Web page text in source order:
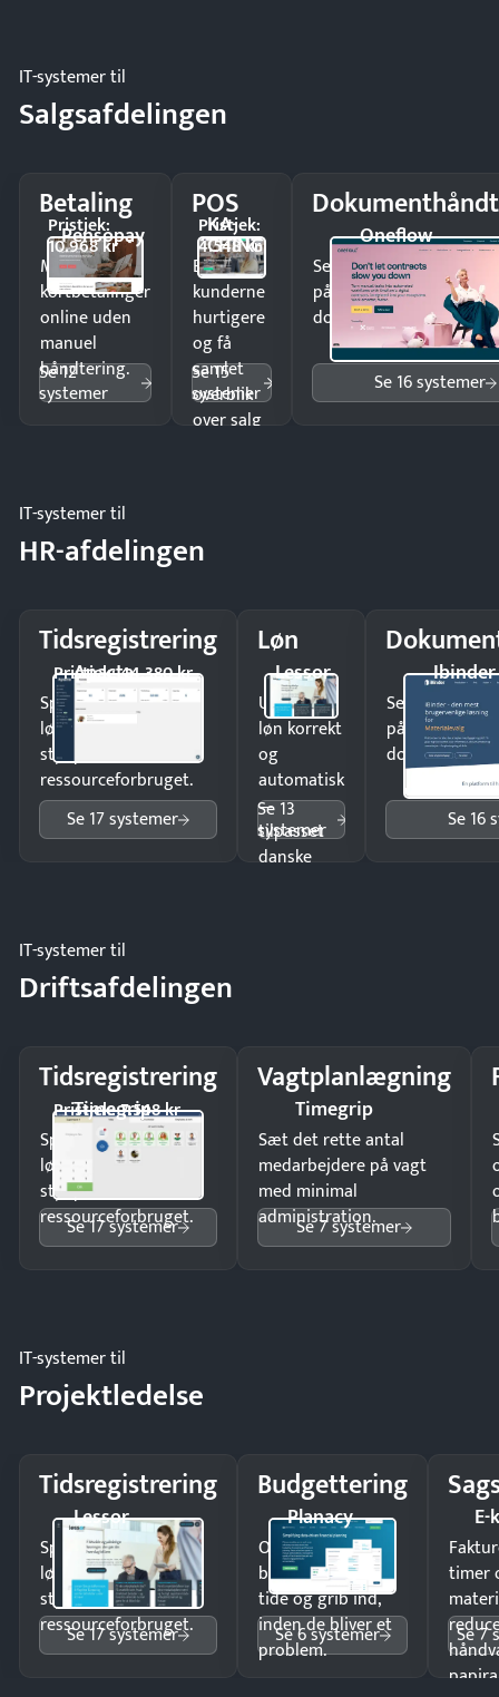
IT-systemer til
Salgsafdelingen
Betaling
Pensopay
Pristjek:
10.968 kr
Modtag
kortbetalinger
online uden
manuel
håndtering.
Se 12
systemer
POS
KA-
CHING
Pristjek:
4.548 kr
Ekspedér
kunderne
hurtigere
og få
samlet
overblik
over salg
Se 15
systemer
Oneflow
Send kontrakter til
på minutter og mist
dokumenter.
Se 16 systemer
IT-systemer til
HR-afdelingen
Tidsregistrering
Apacta
Pristjek: 44.380 kr
Spar tid på
lønberegning og få
styr på
ressourceforbruget.
Se 17 systemer
Løn
Lessor
Udbetal
løn korrekt
og
automatisk
—
tilpasset
danske
Se 13
systemer
Ibinder
Send
på minutter
dokumenter.
Se 16
IT-systemer til
Driftsafdelingen
Tidsregistrering
Timegrip
Pristjek: 7.548 kr
Spar tid på
lønberegning og få
styr på
ressourceforbruget.
Se 17 systemer
Vagtplanlægning
Timegrip
Sæt det rette antal
medarbejdere på vagt
med minimal
administration.
Se 7 systemer
IT-systemer til
Projektledelse
Tidsregistrering
Lessor
Spar tid på
lønberegning og få
styr på
ressourceforbruget.
Se 17 systemer
Budgettering
Planacy
Opdag
budgetafvigelser i
tide og grib ind,
inden de bliver et
problem.
Se 6 systemer
timer
Se 7